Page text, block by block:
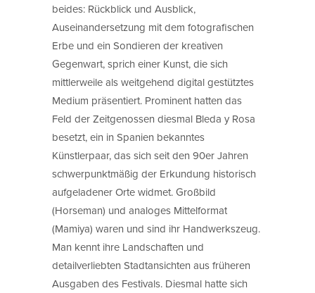
beides: Rückblick und Ausblick,
Auseinandersetzung mit dem fotografischen
Erbe und ein Sondieren der kreativen
Gegenwart, sprich einer Kunst, die sich
mittlerweile als weitgehend digital gestütztes
Medium präsentiert. Prominent hatten das
Feld der Zeitgenossen diesmal Bleda y Rosa
besetzt, ein in Spanien bekanntes
Künstlerpaar, das sich seit den 90er Jahren
schwerpunktmäßig der Erkundung historisch
aufgeladener Orte widmet. Großbild
(Horseman) und analoges Mittelformat
(Mamiya) waren und sind ihr Handwerkszeug.
Man kennt ihre Landschaften und
detailverliebten Stadtansichten aus früheren
Ausgaben des Festivals. Diesmal hatte sich